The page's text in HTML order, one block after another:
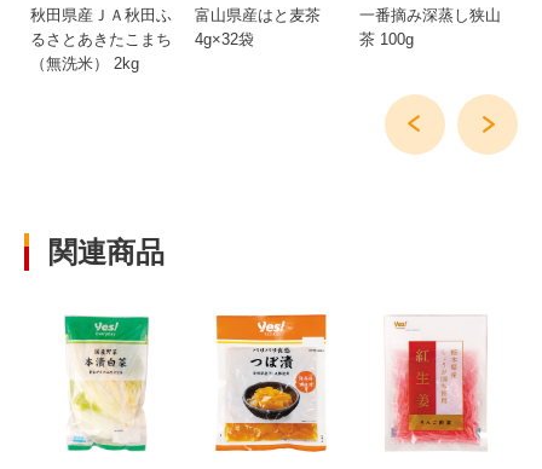
秋田県産ＪＡ秋田ふ
るさとあきたこまち
（無洗米） 2kg
富山県産はと麦茶
4g×32袋
一番摘み深蒸し狭山
茶 100g
関連商品